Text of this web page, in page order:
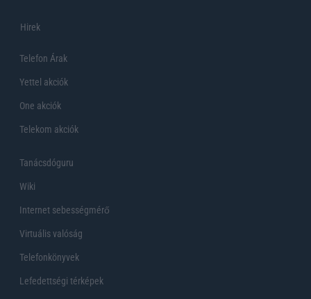
Hirek
Telefon Árak
Yettel akciók
One akciók
Telekom akciók
Tanácsdóguru
Wiki
Internet sebességmérő
Virtuális valóság
Telefonkönyvek
Lefedettségi térképek